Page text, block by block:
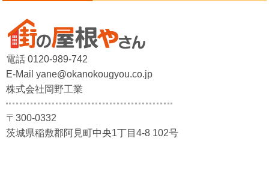
電話 0120-989-742
E-Mail yane@okanokougyou.co.jp
株式会社岡野工業
〒300-0332
茨城県稲敷郡阿見町中央1丁目4-8 102号